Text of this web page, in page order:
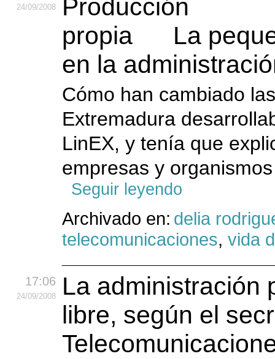
24/09/2008
La
en la
Cómo han cambiado
Extremadura
LinEX, y tenía que
empresas y
Seguir leyendo
Archivado en: delia
telecomunicaciones, vida
17:06
24/09/2008
La administración
libre, según el